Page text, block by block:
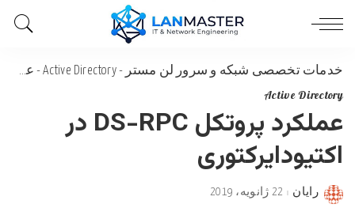
خدمات تخصصی شبکه و سرور لن مستر -
Active Directory
- عملکرد پروتکل DS-RPC در اکتیودایرکتوری
Active Directory
عملکرد پروتکل DS-RPC در
اکتیودایرکتوری
Posted
رایان 22 ژانویه، 2019